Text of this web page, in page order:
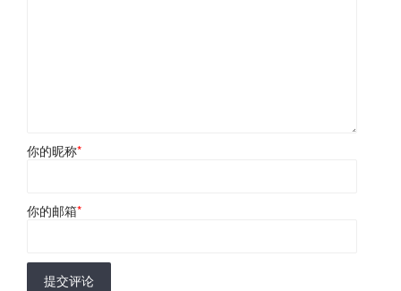
你的昵称*
你的邮箱*
提交评论